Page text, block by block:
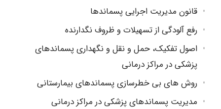
قانون مدیریت اجرایی پسماندها
رفع آلودگی از تسهیلات و ظروف نگدارنده
اصول تفکیک، حمل و نقل و نگهداری پسماندهای
پزشکی در مراکز درمانی
روش های بی خطرسازی پسماندهای بیمارستانی
مدیریت پسماندهای پزشکی در مراکز درمانی